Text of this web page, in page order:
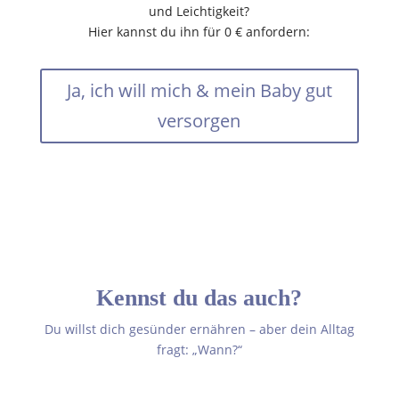
und Leichtigkeit?
Hier kannst du ihn für 0 € anfordern:
Ja, ich will mich & mein Baby gut
versorgen
Kennst du das auch?
Du willst dich gesünder ernähren – aber dein Alltag
fragt: „Wann?“